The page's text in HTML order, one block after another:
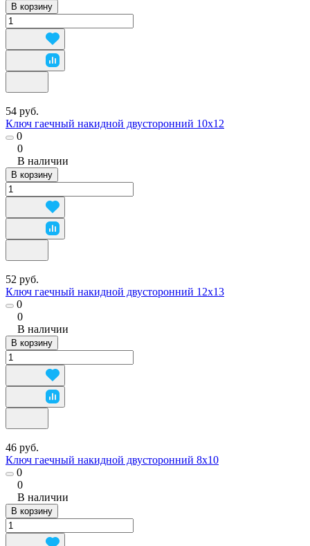
В корзину
54 руб.
Ключ гаечный накидной двусторонний 10х12
0
0
В наличии
В корзину
52 руб.
Ключ гаечный накидной двусторонний 12х13
0
0
В наличии
В корзину
46 руб.
Ключ гаечный накидной двусторонний 8х10
0
0
В наличии
В корзину